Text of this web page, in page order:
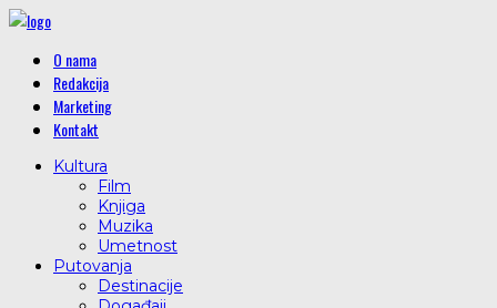
O nama
Redakcija
Marketing
Kontakt
Kultura
Film
Knjiga
Muzika
Umetnost
Putovanja
Destinacije